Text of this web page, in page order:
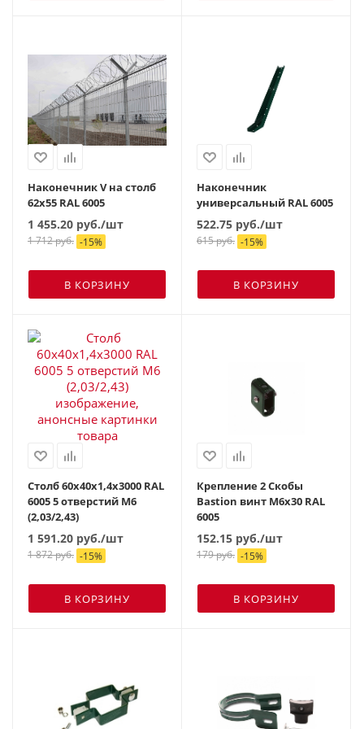
Наконечник V на столб
62х55 RAL 6005
1 455.20 руб./шт
1 712руб. -15%
В КОРЗИНУ
Наконечник
универсальный RAL 6005
522.75 руб./шт
615руб. -15%
В КОРЗИНУ
Столб 60х40х1,4х3000 RAL
6005 5 отверстий М6
(2,03/2,43)
1 591.20 руб./шт
1 872руб. -15%
В КОРЗИНУ
Крепление 2 Скобы
Bastion винт М6х30 RAL
6005
152.15 руб./шт
179руб. -15%
В КОРЗИНУ